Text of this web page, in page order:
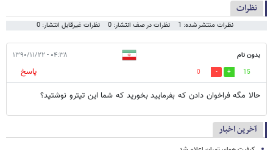
نظرات
نظرات منتشر شده: 1 نظرات در صف انتشار: 0 نظرات غیرقابل انتشار: 0
بدون نام ۰۴:۳۸ - ۱۳۹۰/۱۱/۲۲
15
0
پاسخ
حالا مگه فراخوان دادن که بفرمایید بخورید که شما این تیترو نوشتید؟
آخرین اخبار